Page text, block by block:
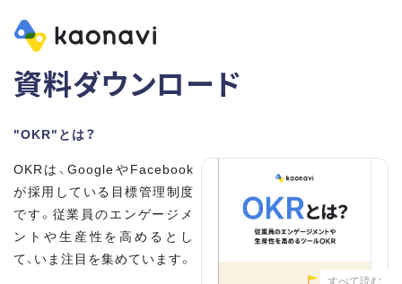
資料ダウンロード
"OKR"とは？
すべて読む
OKRは、GoogleやFacebook
が採用している目標管理制度
です。従業員のエンゲージメ
ントや生産性を高めるとし
て、いま注目を集めています。